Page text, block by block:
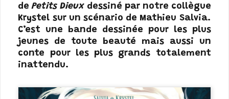
dePetits Dieuxdessiné par notre collègue
Krystel sur un scénario de Mathieu Salvia.
C’est une bande dessinée pour les plus
jeunes de toute beauté mais aussi un
conte pour les plus grands totalement
inattendu.